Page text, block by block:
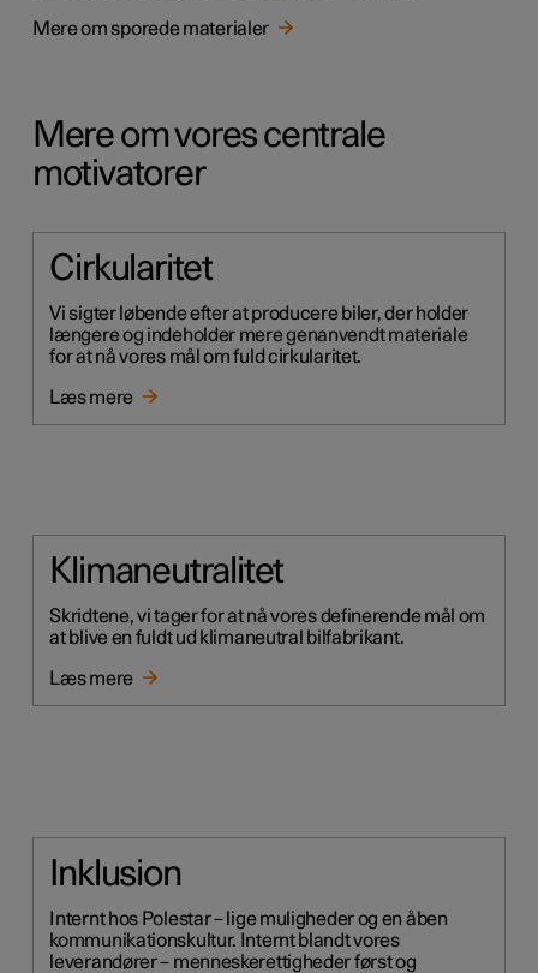
Mere om sporede materialer
Mere om vores centrale
motivatorer
Cirkularitet
Vi sigter løbende efter at producere biler, der holder
længere og indeholder mere genanvendt materiale
for at nå vores mål om fuld cirkularitet.
Læs mere
Klimaneutralitet
Skridtene, vi tager for at nå vores definerende mål om
at blive en fuldt ud klimaneutral bilfabrikant.
Læs mere
Inklusion
Internt hos Polestar – lige muligheder og en åben
kommunikationskultur. Internt blandt vores
leverandører – menneskerettigheder først og